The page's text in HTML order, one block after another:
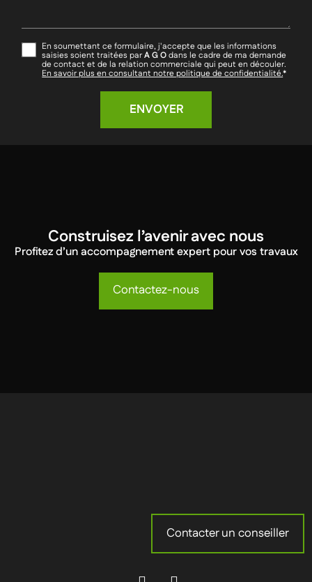
En soumettant ce formulaire, j'accepte que les informations
saisies soient traitées parA G O dans le cadre de ma demande
de contact et de la relation commerciale qui peut en découler.
En savoir plus en consultant notre politique de confidentialité.*
Construisez l’avenir avec nous
Profitez d’un accompagnement expert pour vos travaux
Contactez-nous
Contacter un conseiller